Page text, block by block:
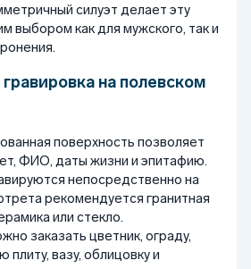
силуэт делает эту
выбором как для мужского, так и
на полевском
поверхность позволяет
ФИО, даты жизни и эпитафию.
непосредственно на
рекомендуется гранитная
или стекло.
заказать цветник, ограду,
плиту, вазу, облицовку и